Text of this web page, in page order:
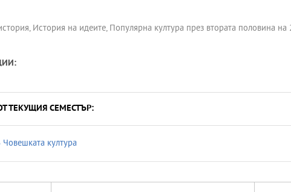
История на идеите, Популярна култура през втората половина на
ТЕКУЩИЯ СЕМЕСТЪР:
Човешката култура